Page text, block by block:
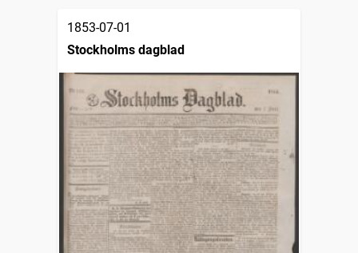
1853-07-01
Stockholms dagblad